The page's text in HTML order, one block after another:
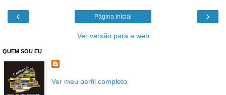
‹ ›
Página inicial
Ver versão para a web
QUEM SOU EU
Ver meu perfil completo